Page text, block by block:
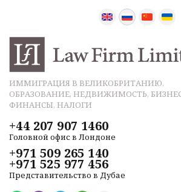
ИММИГРАЦИЯ В ВЕЛИКОБРИТАНИЮ,
ОБРАЗОВАНИЕ, НЕДВИЖИМОСТЬ,
ФИНАНСЫ, НАЛОГИ
+44 207 907 1460
Головной офис в Лондоне
+971 509 265 140
+971 525 977 456
Представительство в Дубае